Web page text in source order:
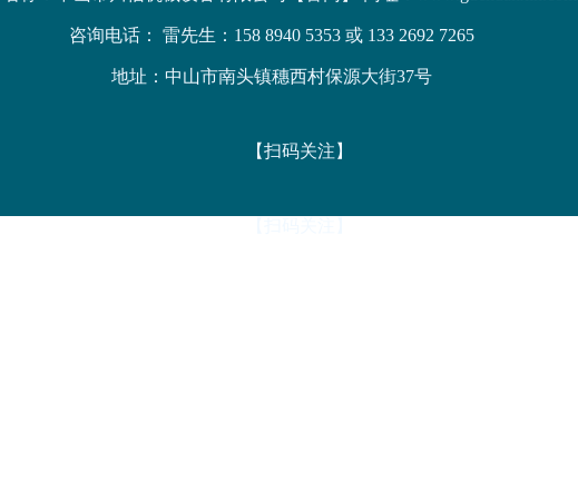
咨询电话： 雷先生：158 8940 5353 或 133 2692 7265
地址：中山市南头镇穗西村保源大街37号
【扫码关注】